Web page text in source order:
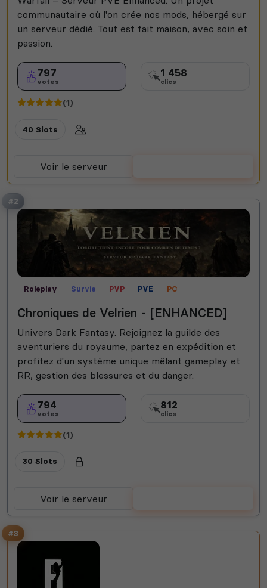
communautaire où l'on crée nos mods, hébergé sur
un serveur dédié. Tout est fait maison, avec soin et
passion.
797
votes
1 458
clics
(1)
40 Slots
Voir le serveur
#2
Roleplay Survie PVP PVE PC
Chroniques de Velrien - [ENHANCED]
Univers Dark Fantasy. Rejoignez la guilde des
aventuriers du royaume, partez en expédition et
profitez d'un système unique mêlant gameplay et
RR, gestion des blessures et du danger.
794
votes
812
clics
(1)
30 Slots
Voir le serveur
#3